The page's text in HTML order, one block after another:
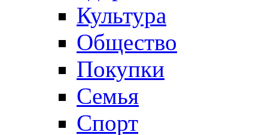
Культура
Общество
Покупки
Семья
Спорт